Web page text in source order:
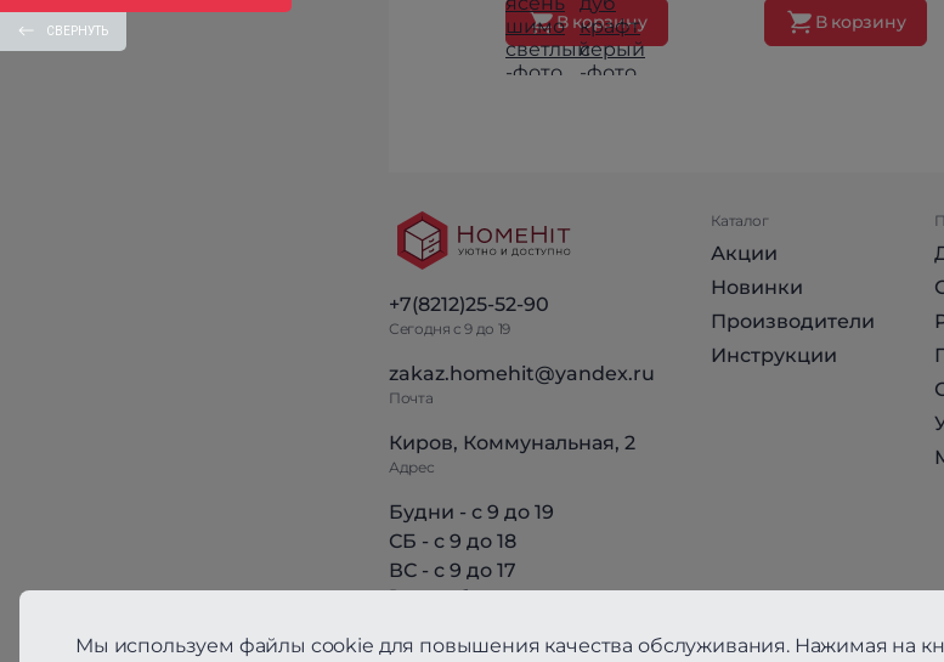
В корзину В корзину
+7(8212)25-52-90
Сегодня с 9 до 19
zakaz.homehit@yandex.ru
Почта
Киров, Коммунальная, 2
Адрес
Будни - с 9 до 19
СБ - с 9 до 18
ВС - с 9 до 17
Режим работы
Каталог
Акции
Новинки
Производители
Инструкции
Мы используем файлы cookie для повышения качества обслуживания. Нажимая на
СВЕРНУТЬ